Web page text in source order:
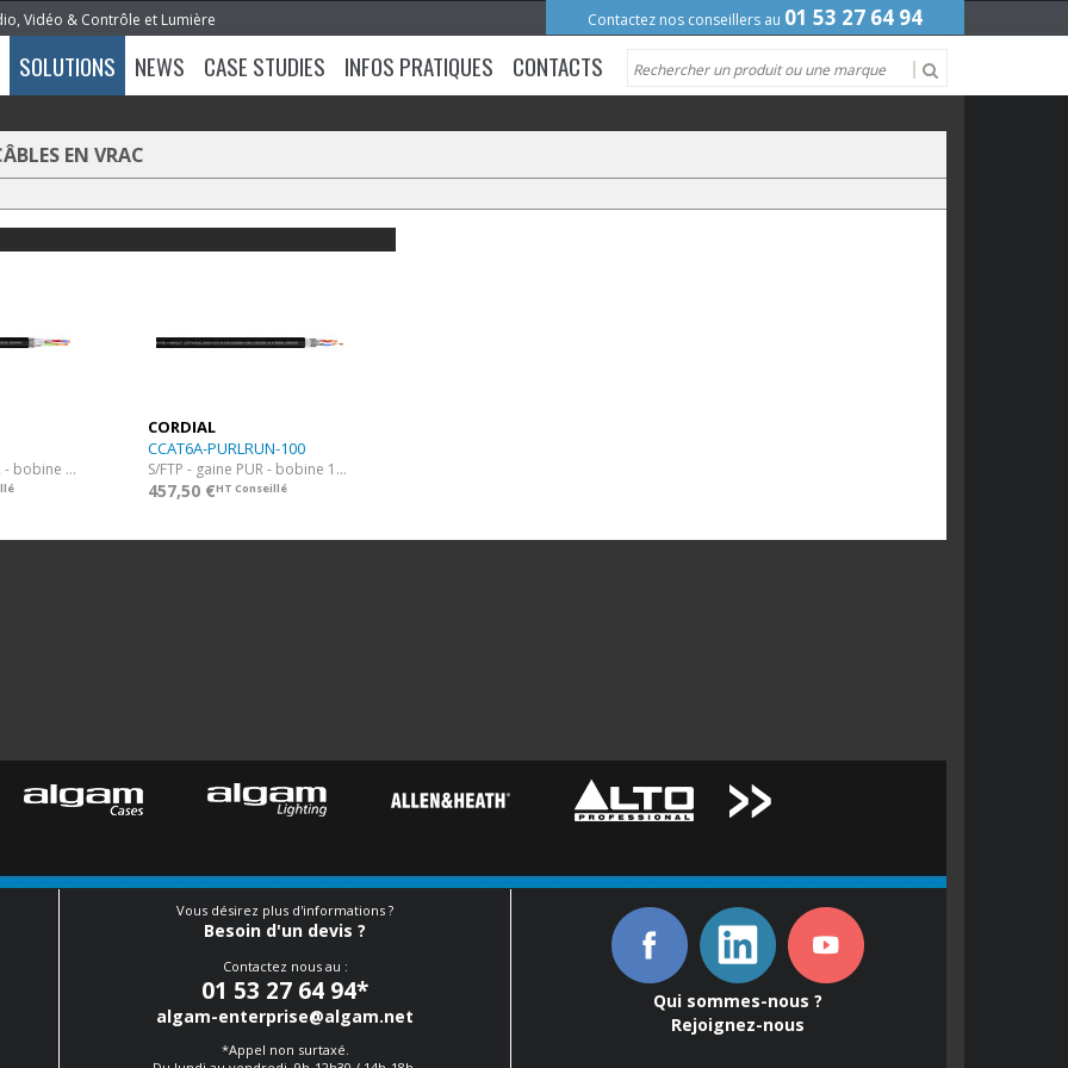
Vidéo & Contrôle et Lumière Contactez nos conseillers au 01 53 27 64 94
SOLUTIONS NEWS CASE STUDIES INFOS PRATIQUES CONTACTS
EN VRAC
SF/UTP - gaine PUR - bobine 100 m
CORDIAL
CCAT6A-PURLRUN-100
S/FTP - gaine PUR - bobine 100 m
457,50 €HT Conseillé
Vous désirez plus d'informations ?
Besoin d'un devis ?
Contactez nous au :
01 53 27 64 94*
algam-enterprise@algam.net
*Appel non surtaxé.
Qui sommes-nous ?
Rejoignez-nous